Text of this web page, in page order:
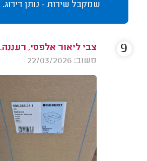
שמקבל שירות - נותן דירוג.
צבי ליאור אלפסי, רעננה.
משוב: 22/03/2026
9